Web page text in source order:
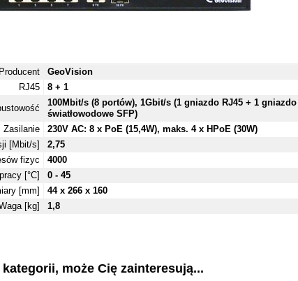
Producent
GeoVision
RJ45
8 + 1
100Mbit/s (8 portów), 1Gbit/s (1 gniazdo RJ45 + 1 gniazdo
światłowodowe SFP)
Zasilanie
230V AC: 8 x PoE (15,4W), maks. 4 x HPoE (30W)
[Mbit/s]
2,75
fizyc
4000
[°C]
0 - 45
[mm]
44 x 266 x 160
[kg]
1,8
może Cię zainteresują...